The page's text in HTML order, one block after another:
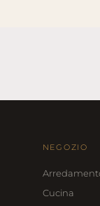
NEGOZIO
Cucina